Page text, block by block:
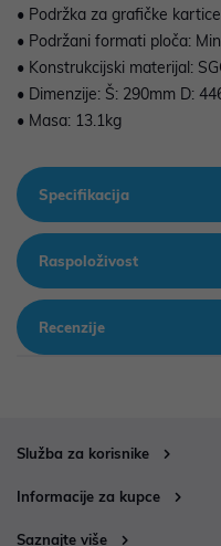
• Podržka za grafičke
• Podržani formati ploča:
• Konstrukcijski materijal:
• Dimenzije: Š: 290mm D:
• Masa: 13.1kg
Specifikacija
Raspoloživost
Recenzije
Služba za korisnike
Informacije za kupce
Saznajte više